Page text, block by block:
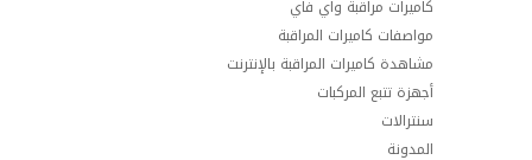
كاميرات مراقبة واي فاي
مواصفات كاميرات المراقبة
مشاهدة كاميرات المراقبة بالإنترنت
أجهزة تتبع المركبات
سنترالات
المدونة